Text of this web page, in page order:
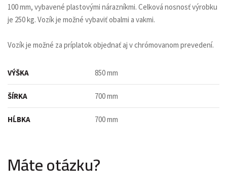
100 mm, vybavené plastovými nárazníkmi. Celková nosnosť výrobku
je 250 kg. Vozík je možné vybaviť obalmi a vakmi.
Vozík je možné za príplatok objednať aj v chrómovanom prevedení.
VÝŠKA 850 mm
ŠÍRKA 700 mm
HĹBKA 700 mm
Máte otázku?